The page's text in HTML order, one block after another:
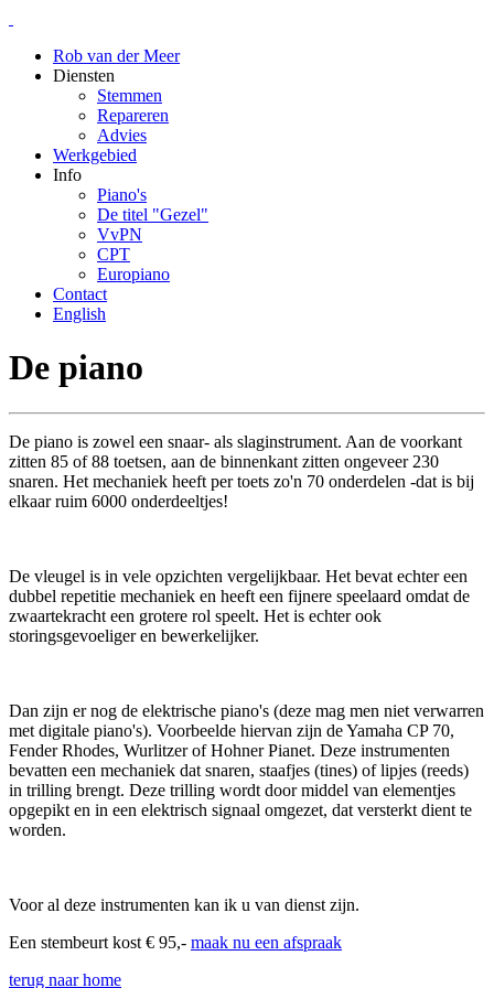
Rob van der Meer
Diensten
Stemmen
Repareren
Advies
Werkgebied
Info
Piano's
De titel "Gezel"
VvPN
CPT
Europiano
Contact
English
De piano
De piano is zowel een snaar- als slaginstrument. Aan de voorkant
zitten 85 of 88 toetsen, aan de binnenkant zitten ongeveer 230
snaren. Het mechaniek heeft per toets zo'n 70 onderdelen -dat is bij
elkaar ruim 6000 onderdeeltjes!
De vleugel is in vele opzichten vergelijkbaar. Het bevat echter een
dubbel repetitie mechaniek en heeft een fijnere speelaard omdat de
zwaartekracht een grotere rol speelt. Het is echter ook
storingsgevoeliger en bewerkelijker.
Dan zijn er nog de elektrische piano's (deze mag men niet verwarren
met digitale piano's). Voorbeelde hiervan zijn de Yamaha CP 70,
Fender Rhodes, Wurlitzer of Hohner Pianet. Deze instrumenten
bevatten een mechaniek dat snaren, staafjes (tines) of lipjes (reeds)
in trilling brengt. Deze trilling wordt door middel van elementjes
opgepikt en in een elektrisch signaal omgezet, dat versterkt dient te
worden.
Voor al deze instrumenten kan ik u van dienst zijn.
Een stembeurt kost € 95,- maak nu een afspraak
terug naar home